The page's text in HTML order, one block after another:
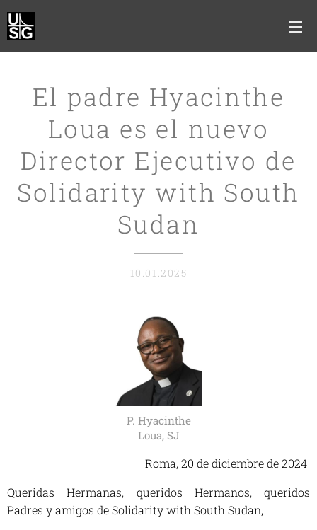
El padre Hyacinthe
Loua es el nuevo
Director Ejecutivo de
Solidarity with South
Sudan
10.01.2025
P. Hyacinthe
Loua, SJ
Roma, 20 de diciembre de 2024
Queridas Hermanas, queridos Hermanos, queridos
Padres y amigos de Solidarity with South Sudan,